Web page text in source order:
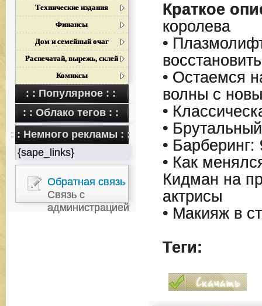
Технические издания
Финансы
Дом и семейный очаг
Распечатай, вырежь, склей
Комиксы
: : Популярное : :
: : Облако тегов : :
: : Немного рекламы : :
{sape_links}
Обратная связь
Связь с
администрацией
Краткое
королева
•
• Остаемся
волны с
•
•
• Барберинг:
• Как
Кидман на
актрисы
• Макияж в
Теги: